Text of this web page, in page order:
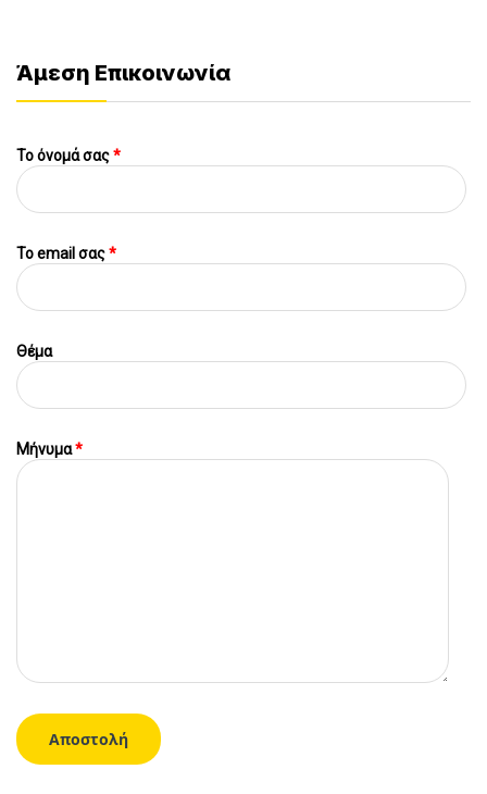
Άμεση Επικοινωνία
Το όνομά σας*
To email σας*
Θέμα
Μήνυμα*